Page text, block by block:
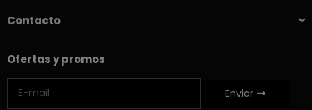
Contacto
Ofertas y promos
Enviar